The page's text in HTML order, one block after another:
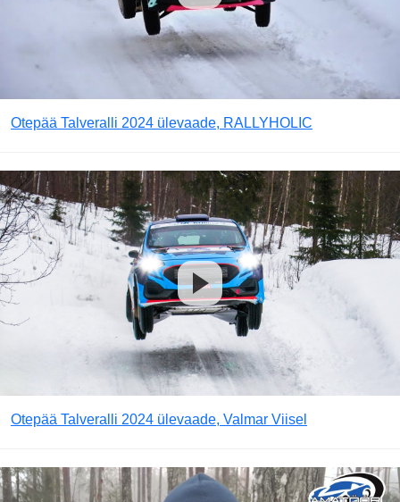
Otepää Talveralli 2024 ülevaade, RALLYHOLIC
Otepää Talveralli 2024 ülevaade, Valmar Viisel